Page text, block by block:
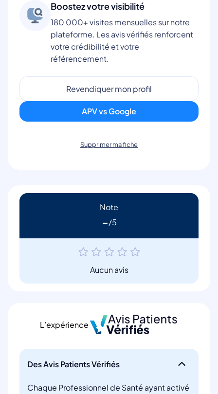
Boostez votre visibilité
180 000+ visites mensuelles sur notre
plateforme. Les avis vérifiés renforcent
votre crédibilité et votre
référencement.
Revendiquer mon profil
APV vs Google
Supprimer ma fiche
Note
-
Aucun avis
L’expérience
Des Avis Patients Vérifiés
Chaque Professionnel de Santé ayant activé